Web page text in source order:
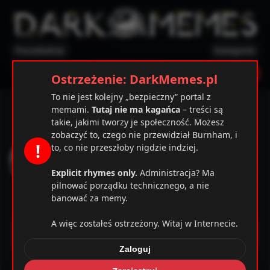
Ostrzeżenie Zarejestruj
Hitman5
26 / 97
31
02.06.2022
1
Komentarze
!
Ostrzeżenie: DarkMemes.pl
To nie jest kolejny „bezpieczny” portal z
memami. Tutaj nie ma kagańca – treści są
takie, jakimi tworzy je społeczność. Możesz
zobaczyć to, czego nie przewidział Burnham, i
to, co nie przeszłoby nigdzie indziej.
Explicit rhymes only. Administracja? Ma
pilnować porządku technicznego, a nie
banować za memy.
A więc zostałeś ostrzeżony. Witaj w Internecie.
Zaloguj